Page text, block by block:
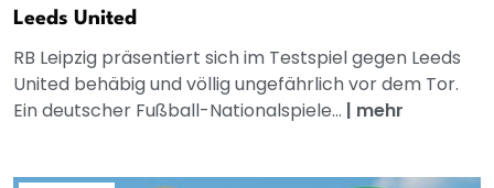
Leeds United
RB Leipzig präsentiert sich im Testspiel gegen Leeds
United behäbig und völlig ungefährlich vor dem Tor.
Ein deutscher Fußball-Nationalspiele... | mehr